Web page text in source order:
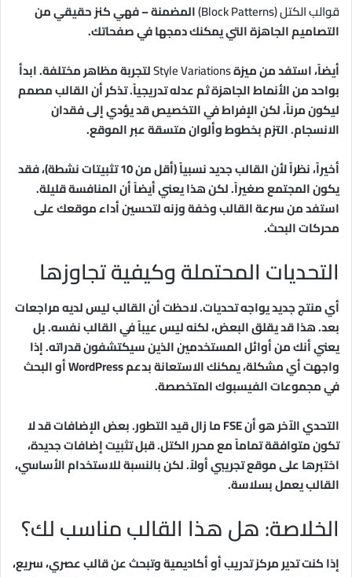
قوالب الكتل (Block Patterns)
المضمنة – فهي كنز حقيقي من
التصاميم الجاهزة التي يمكنك دمجها في صفحاتك.
أيضاً، استفد من ميزةStyle Variationsلتجربة مظاهر مختلفة. ابدأ
بواحد من الأنماط الجاهزة ثم عدله تدريجياً. تذكر أن القالب مصمم
ليكون مرناً، لكن الإفراط في التخصيص قد يؤدي إلى فقدان
الانسجام. التزم بخطوط وألوان متسقة عبر الموقع.
أخيراً، نظراً لأن القالب جديد نسبياً (أقل من 10 تثبيتات نشطة)، فقد
يكون المجتمع صغيراً. لكن هذا يعني أيضاً أن المنافسة قليلة.
استفد من سرعة القالب وخفة وزنه لتحسين أداء موقعك على
محركات البحث.
التحديات المحتملة وكيفية تجاوزها
أي منتج جديد يواجه تحديات. لاحظت أن القالب ليس لديه مراجعات
بعد. هذا قد يقلق البعض، لكنه ليس عيباً في القالب نفسه. بل
يعني أنك من أوائل المستخدمين الذين سيكتشفون قدراته. إذا
واجهت أي مشكلة، يمكنك الاستعانة بدعم WordPress أو البحث
في مجموعات الفيسبوك المتخصصة.
التحدي الآخر هو أن FSE ما زال قيد التطور. بعض الإضافات قد لا
تكون متوافقة تماماً مع محرر الكتل. قبل تثبيت إضافات جديدة،
اختبرها على موقع تجريبي أولاً. لكن بالنسبة للاستخدام الأساسي،
القالب يعمل بسلاسة.
الخلاصة: هل هذا القالب مناسب لك؟
إذا كنت تدير مركز تدريب أو أكاديمية وتبحث عن قالب عصري، سريع،